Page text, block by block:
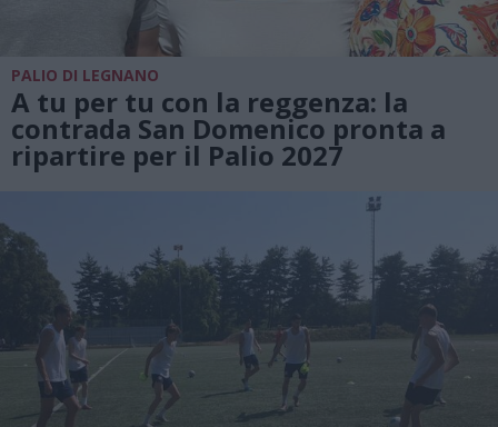
PALIO DI LEGNANO
A tu per tu con la reggenza: la
contrada San Domenico pronta a
ripartire per il Palio 2027